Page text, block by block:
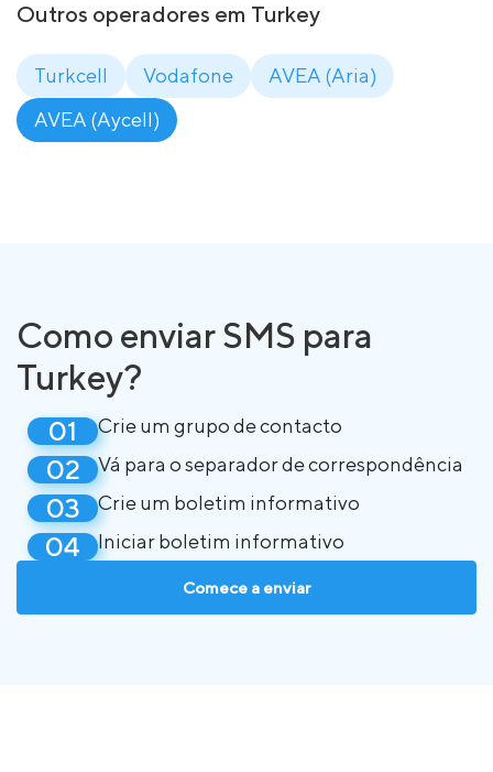
Outros operadores em Turkey
Turkcell Vodafone
AVEA (Aria)
AVEA (Aycell)
Como enviar SMS para
Turkey?
Crie um grupo de contacto
Vá para o separador de correspondência
Crie um boletim informativo
Iniciar boletim informativo
Comece a enviar